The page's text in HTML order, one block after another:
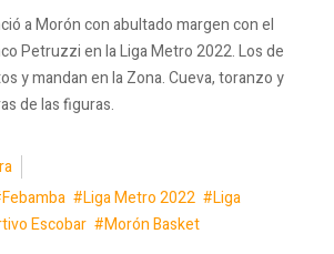
a Morón con abultado margen con el
Petruzzi en la Liga Metro 2022. Los de
y mandan en la Zona. Cueva, toranzo y
de las figuras.
Febamba Liga Metro 2022
Liga
Escobar
Morón Basket